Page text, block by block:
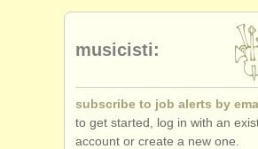
strumenti in vendita
elenchi:
orchestre e teatri lirici
musicalchairs:
riguardo musicalchairs
musicisti:
subscribe to job alerts by
to get started, log in with an
account or create a new one.